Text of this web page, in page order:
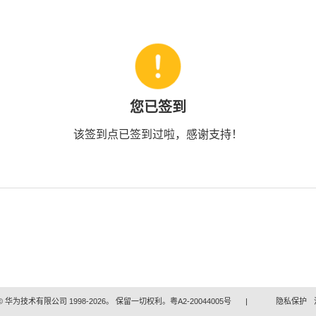
您已签到
该签到点已签到过啦，感谢支持！
华为技术有限公司 1998-2026。 保留一切权利。粤A2-20044005号 | 隐私保护